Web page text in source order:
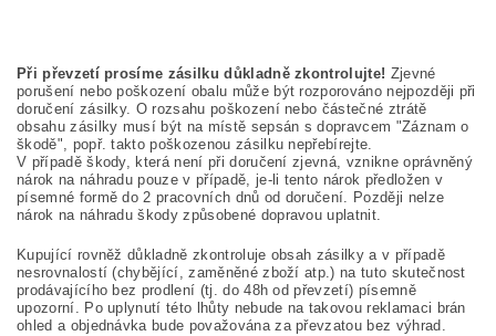
Při převzetí prosíme zásilku důkladně zkontrolujte! Zjevné
porušení nebo poškození obalu může být rozporováno nejpozději při
doručení zásilky. O rozsahu poškození nebo částečné ztrátě
obsahu zásilky musí být na místě sepsán s dopravcem "Záznam o
škodě", popř. takto poškozenou zásilku nepřebírejte.
V případě škody, která není při doručení zjevná, vznikne oprávněný
nárok na náhradu pouze v případě, je-li tento nárok předložen v
písemné formě do 2 pracovních dnů od doručení. Později nelze
nárok na náhradu škody způsobené dopravou uplatnit.
Kupující rovněž důkladně zkontroluje obsah zásilky a v případě
nesrovnalostí (chybějící, zaměněné zboží atp.) na tuto skutečnost
prodávajícího bez prodlení (tj. do 48h od převzetí) písemně
upozorní. Po uplynutí této lhůty nebude na takovou reklamaci brán
ohled a objednávka bude považována za převzatou bez výhrad.